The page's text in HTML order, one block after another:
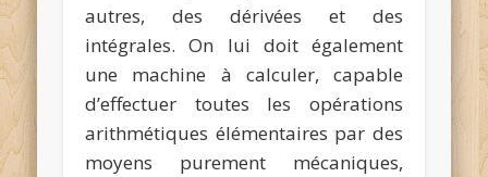
autres, des dérivées et des
intégrales. On lui doit également
une machine à calculer, capable
d’effectuer toutes les opérations
arithmétiques élémentaires par des
moyens purement mécaniques,